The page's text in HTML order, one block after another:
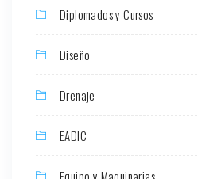
Diplomados y Cursos
Diseño
Drenaje
EADIC